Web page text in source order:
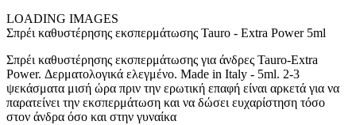
LOADING IMAGES
Σπρέι καθυστέρησης εκσπερμάτωσης Tauro - Extra Power 5ml
Σπρέι καθυστέρησης εκσπερμάτωσης για άνδρες Tauro-Extra
Power. Δερματολογικά ελεγμένο. Made in Italy - 5ml. 2-3
ψεκάσματα μισή ώρα πριν την ερωτική επαφή είναι αρκετά για να
παρατείνει την εκσπερμάτωση και να δώσει ευχαρίστηση τόσο
στον άνδρα όσο και στην γυναίκα